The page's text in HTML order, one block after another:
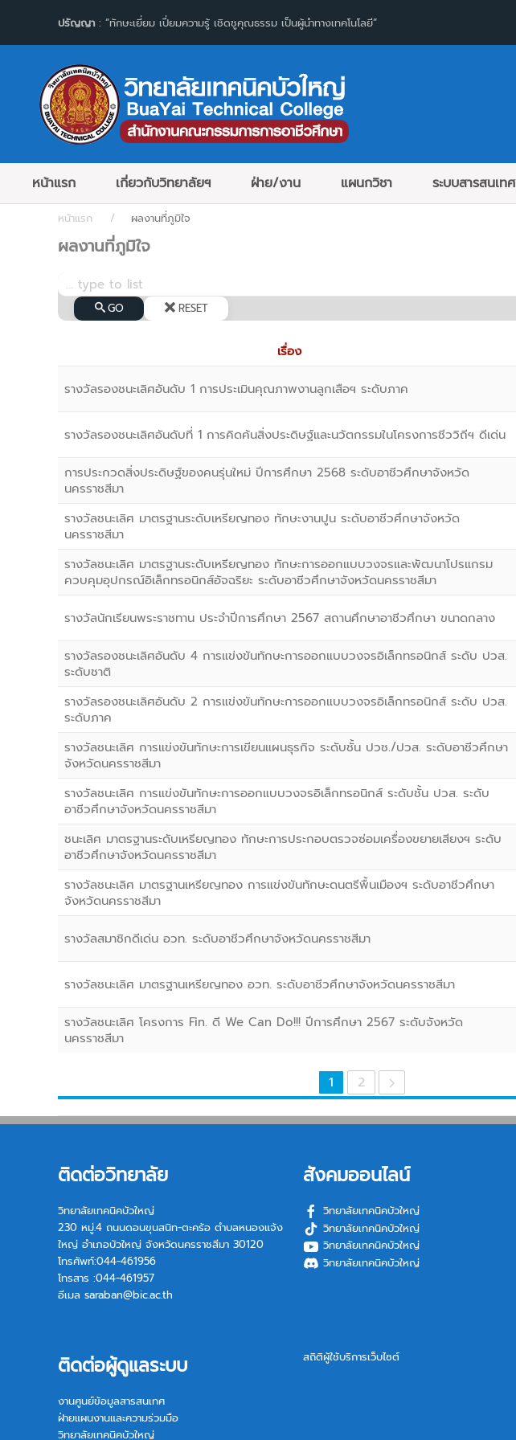
ปรัญญา : “ทักษะเยี่ยม เปี่ยมความรู้ เชิดชูคุณธรรม เป็นผู้นำทางเทคโนโลยี”
หน้าแรก เกี่ยวกับวิทยาลัยฯ ฝ่าย/งาน แผนกวิชา ระบบสารสนเทศ
หน้าแรก ผลงานที่ภูมิใจ
ผลงานที่ภูมิใจ
GO RESET
เรื่อง
รางวัลรองชนะเลิศอันดับ 1 การประเมินคุณภาพงานลูกเสือฯ ระดับภาค
รางวัลรองชนะเลิศอันดับที่ 1 การคิดค้นสิ่งประดิษฐ์และนวัตกรรมในโครงการชีววิถีฯ ดีเด่น
การประกวดสิ่งประดิษฐ์ของคนรุ่นใหม่ ปีการศึกษา 2568 ระดับอาชีวศึกษาจังหวัด
นครราชสีมา
รางวัลชนะเลิศ มาตรฐานระดับเหรียญทอง ทักษะงานปูน ระดับอาชีวศึกษาจังหวัด
นครราชสีมา
รางวัลชนะเลิศ มาตรฐานระดับเหรียญทอง ทักษะการออกแบบวงจรและพัฒนาโปรแกรม
ควบคุมอุปกรณ์อิเล็กทรอนิกส์อัจฉริยะ ระดับอาชีวศึกษาจังหวัดนครราชสีมา
รางวัลนักเรียนพระราชทาน ประจำปีการศึกษา 2567 สถานศึกษาอาชีวศึกษา ขนาดกลาง
รางวัลรองชนะเลิศอันดับ 4 การแข่งขันทักษะการออกแบบวงจรอิเล็กทรอนิกส์ ระดับ ปวส.
ระดับชาติ
รางวัลรองชนะเลิศอันดับ 2 การแข่งขันทักษะการออกแบบวงจรอิเล็กทรอนิกส์ ระดับ ปวส.
ระดับภาค
รางวัลชนะเลิศ การแข่งขันทักษะการเขียนแผนธุรกิจ ระดับชั้น ปวช./ปวส. ระดับอาชีวศึกษา
จังหวัดนครราชสีมา
รางวัลชนะเลิศ การแข่งขันทักษะการออกแบบวงจรอิเล็กทรอนิกส์ ระดับชั้น ปวส. ระดับ
อาชีวศึกษาจังหวัดนครราชสีมา
ชนะเลิศ มาตรฐานระดับเหรียญทอง ทักษะการประกอบตรวจซ่อมเครื่องขยายเสียงฯ ระดับ
อาชีวศึกษาจังหวัดนครราชสีมา
รางวัลชนะเลิศ มาตรฐานเหรียญทอง การแข่งขันทักษะดนตรีพื้นเมืองฯ ระดับอาชีวศึกษา
จังหวัดนครราชสีมา
รางวัลสมาชิกดีเด่น อวท. ระดับอาชีวศึกษาจังหวัดนครราชสีมา
รางวัลชนะเลิศ มาตรฐานเหรียญทอง อวท. ระดับอาชีวศึกษาจังหวัดนครราชสีมา
รางวัลชนะเลิศ โครงการ Fin. ดี We Can Do!!! ปีการศึกษา 2567 ระดับจังหวัด
นครราชสีมา
1 2
ติดต่อวิทยาลัย
วิทยาลัยเทคนิคบัวใหญ่
230 หมู่.4 ถนนดอนขุนสนิท-ตะคร้อ ตำบลหนองแจ้ง
ใหญ่ อำเภอบัวใหญ่ จังหวัดนครราชสีมา 30120
โทรศัพท์:044-461956
โทรสาร :044-461957
อีเมล saraban@bic.ac.th
ติดต่อผู้ดูแลระบบ
งานศูนย์ข้อมูลสารสนเทศ
ฝ่ายแผนงานและความร่วมมือ
วิทยาลัยเทคนิคบัวใหญ่
สังคมออนไลน์
วิทยาลัยเทคนิคบัวใหญ่
วิทยาลัยเทคนิคบัวใหญ่
วิทยาลัยเทคนิคบัวใหญ่
วิทยาลัยเทคนิคบัวใหญ่
สถิติผู้ใช้บริการเว็บไซต์